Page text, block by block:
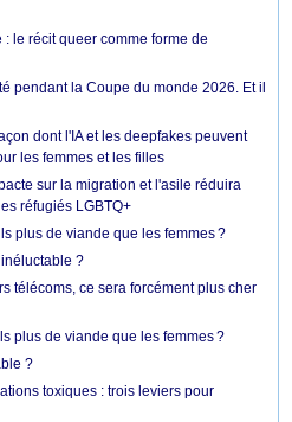
le récit queer comme forme de
pendant la Coupe du monde 2026. Et il
dont l'IA et les deepfakes peuvent
les femmes et les filles
sur la migration et l'asile réduira
réfugiés LGBTQ+
plus de viande que les femmes ?
?
télécoms, ce sera forcément plus cher
plus de viande que les femmes ?
?
toxiques : trois leviers pour